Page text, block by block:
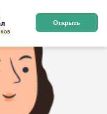
Поиск работы и работников
Открыть